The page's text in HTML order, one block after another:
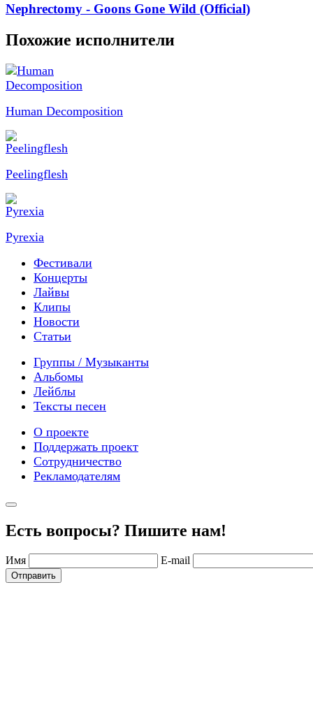
Nephrectomy - Goons Gone Wild (Official)
Похожие исполнители
Human Decomposition
Peelingflesh
Pyrexia
Фестивали
Концерты
Лайвы
Клипы
Новости
Статьи
Группы / Музыканты
Альбомы
Лейблы
Тексты песен
О проекте
Поддержать проект
Сотрудничество
Рекламодателям
Есть вопросы? Пишите нам!
Имя E-mail